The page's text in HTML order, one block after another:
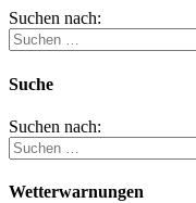
Suchen nach:
Suche
Suchen nach:
Wetterwarnungen